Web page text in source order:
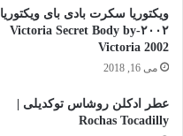
ویکتوریا سکرت بادی بای ویکتوریا
۲۰۰۲-Victoria Secret Body by
Victoria 2002
می 16, 2018
عطر ادکلن روشاس توکدیلی |
Rochas Tocadilly